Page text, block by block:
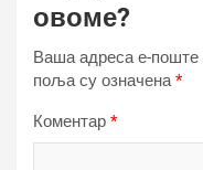
овоме?
Ваша адреса е-поште
поља су означена*
Коментар *